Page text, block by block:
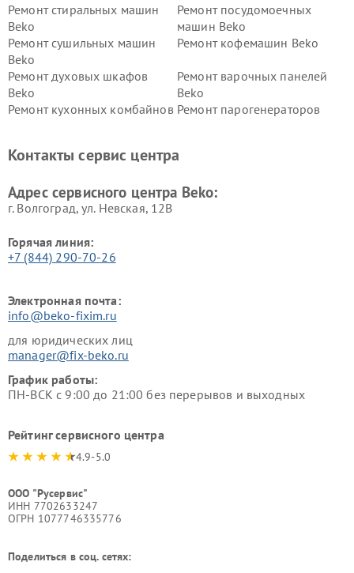
Ремонт стиральных машин
Beko
Ремонт посудомоечных
машин Beko
Ремонт сушильных машин
Beko
Ремонт кофемашин Beko
Ремонт духовых шкафов
Beko
Ремонт варочных панелей
Beko
Ремонт кухонных комбайнов Ремонт парогенераторов
Ремонт холодильников Beko Ремонт морозильных камер
Контакты сервис центра
Адрес сервисного центра Beko:
г. Волгоград, ул. Невская, 12В
Горячая линия:
+7 (844) 290-70-26
Электронная почта:
info@beko-fixim.ru
для юридических лиц
manager@fix-beko.ru
График работы:
ПН-ВСК с 9:00 до 21:00 без перерывов и выходных
Рейтинг сервисного центра
4.9-5.0
ООО "Русервис"
ИНН 7702633247
ОГРН 1077746335776
Поделиться в соц. сетях: